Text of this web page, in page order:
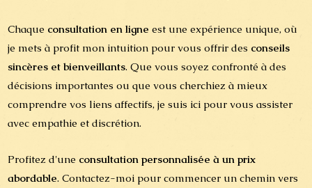
Chaque consultation en ligneest une expérience unique, où
je mets à profit mon intuition pour vous offrir des conseils
sincères et bienveillants. Que vous soyez confronté à des
décisions importantes ou que vous cherchiez à mieux
comprendre vos liens affectifs, je suis ici pour vous assister
avec empathie et discrétion.
Profitez d'une consultation personnalisée à un prix
abordable. Contactez-moi pour commencer un chemin vers